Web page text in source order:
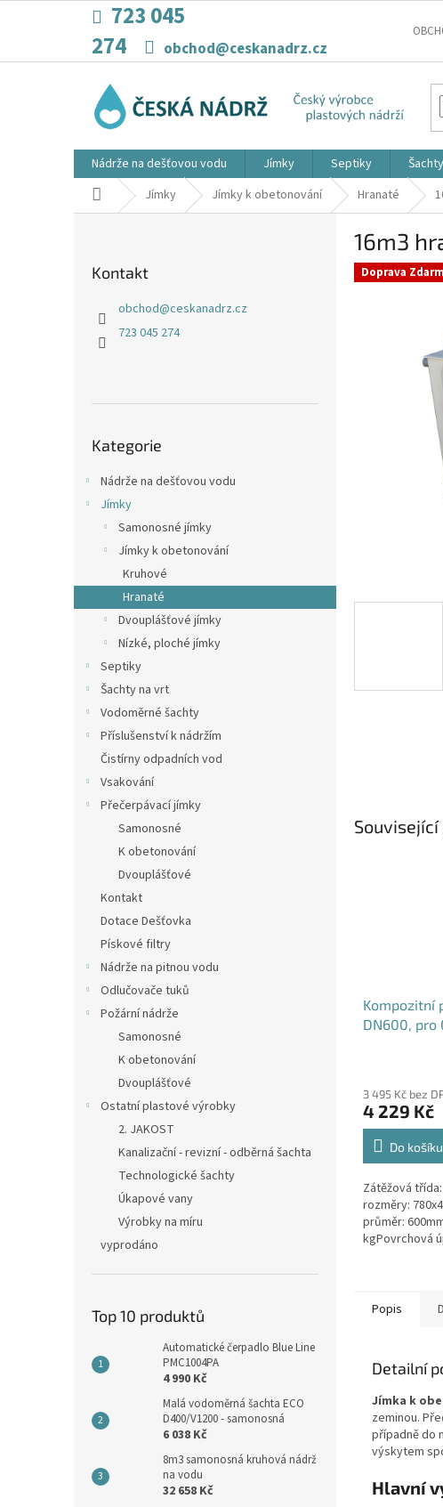
723 045
274
obchod@ceskanadrz.cz
Nádrže na dešťovou vodu Jímky Septiky
Domů Jímky Jímky k obetonování Hranaté
Kontakt
obchod@ceskanadrz.cz
723 045 274
kategorie
Kategorie
Nádrže na dešťovou vodu
Jímky
Samonosné jímky
Jímky k obetonování
Kruhové
Hranaté
Dvouplášťové jímky
Nízké, ploché jímky
Septiky
Šachty na vrt
Vodoměrné šachty
Příslušenství k nádržím
Čistírny odpadních vod
Vsakování
Přečerpávací jímky
Samonosné
K obetonování
Dvouplášťové
Kontakt
Dotace Dešťovka
Pískové filtry
Nádrže na pitnou vodu
Odlučovače tuků
Požární nádrže
Samonosné
K obetonování
Dvouplášťové
Ostatní plastové výrobky
2. JAKOST
Kanalizační - revizní - odběrná šachta
Technologické šachty
Úkapové vany
Výrobky na míru
vyprodáno
Top 10 produktů
Automatické čerpadlo Blue Line
PMC1004PA
4 990 Kč
Malá vodoměrná šachta ECO
D400/V1200 - samonosná
6 038 Kč
8m3 samonosná kruhová nádrž
na vodu
32 658 Kč
16m3
Doprava
Kompozitní
DN600, pro
3 495 Kč bez
4 229 Kč
Do košíku
Zátěžová
rozměry:
průměr:
kgPovrchová
Popis
Detailní
Jímka k
zeminou.
případně do
výskytem
Hlavní